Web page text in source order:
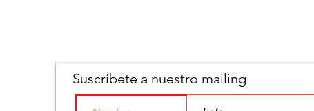
Suscríbete a nuestro mailing